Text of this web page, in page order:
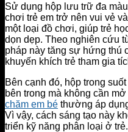
Sử dụng hộp lưu trữ đa
chơi trẻ em trở nên vui vẻ
một loại đồ chơi, giúp trẻ
dọn dẹp. Theo nghiên cứu
pháp này tăng sự hứng thú
khuyến khích trẻ tham gia
Bên cạnh đó, hộp trong
bên trong mà không cần
chăm em bé thường áp
Vì vậy, cách sáng tạo này
triển kỹ năng phân loại ở trẻ.